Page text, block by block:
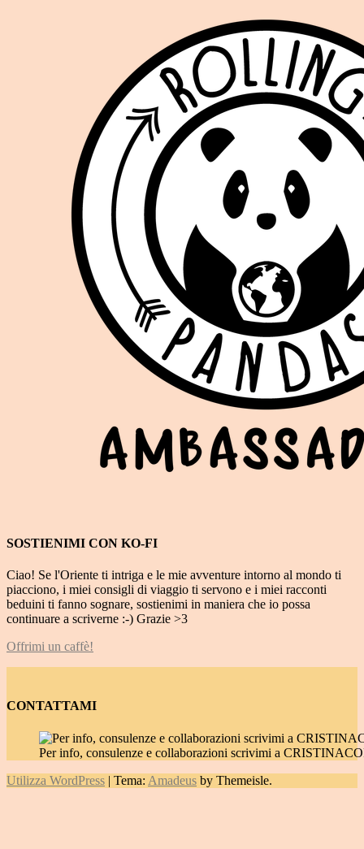
SOSTIENIMI CON KO-FI
Ciao! Se l'Oriente ti intriga e le mie avventure intorno al mondo ti
piacciono, i miei consigli di viaggio ti servono e i miei racconti
beduini ti fanno sognare, sostienimi in maniera che io possa
continuare a scriverne :-) Grazie >3
Offrimi un caffè!
CONTATTAMI
Per info, consulenze e collaborazioni scrivimi a
Utilizza WordPress | Tema: Amadeus by Themeisle.